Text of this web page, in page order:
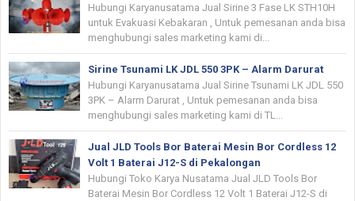
Hubungi Karyanusatama Jual Sirine 3 Fase LK STH10H
untuk Evakuasi Kebakaran , Untuk pemesanan anda bisa
menghubungi sales marketing kami di...
Sirine Tsunami LK JDL 550 3PK – Alarm Darurat
Hubungi Karyanusatama Jual Sirine Tsunami LK JDL 550
3PK – Alarm Darurat , Untuk pemesanan anda bisa
menghubungi sales marketing kami di TL...
Jual JLD Tools Bor Baterai Mesin Bor Cordless 12
Volt 1 Baterai J12-S di Pekalongan
Hubungi Toko Karya Nusatama Jual JLD Tools Bor
Baterai Mesin Bor Cordless 12 Volt 1 Baterai J12-S di